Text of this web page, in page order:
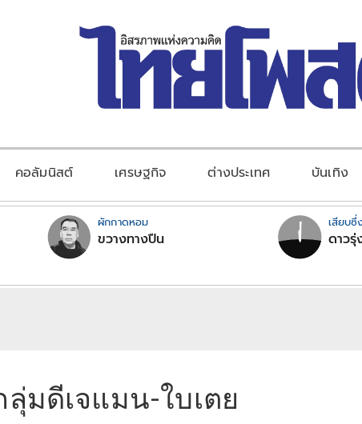
คอลัมนิสต์ เศรษฐกิจ ต่างประเทศ บันเทิง
ผักกาดหอม
ขวางทางปืน
เสียบซึ่
ดาวรุ่
ลุ่มดีเจแมน-ใบเตย